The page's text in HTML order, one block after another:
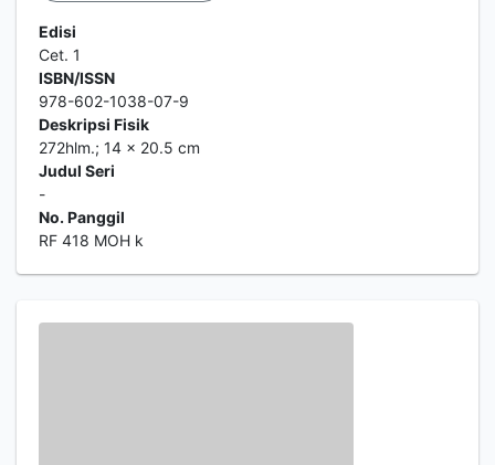
Edisi
Cet. 1
ISBN/ISSN
978-602-1038-07-9
Deskripsi Fisik
272hlm.; 14 x 20.5 cm
Judul Seri
-
No. Panggil
RF 418 MOH k